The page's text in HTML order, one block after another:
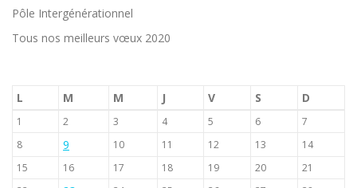
Pôle Intergénérationnel
Tous nos meilleurs vœux 2020
L M M J V S D
1 2 3 4 5 6
7
8
9 10 11 12 13
14
15
16 17 18 19 20
21